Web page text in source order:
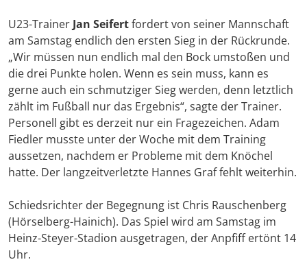
U23-Trainer Jan Seifertfordert von seiner Mannschaft
am Samstag endlich den ersten Sieg in der Rückrunde.
„Wir müssen nun endlich mal den Bock umstoßen und
die drei Punkte holen. Wenn es sein muss, kann es
gerne auch ein schmutziger Sieg werden, denn letztlich
zählt im Fußball nur das Ergebnis“, sagte der Trainer.
Personell gibt es derzeit nur ein Fragezeichen. Adam
Fiedler musste unter der Woche mit dem Training
aussetzen, nachdem er Probleme mit dem Knöchel
hatte. Der langzeitverletzte Hannes Graf fehlt weiterhin.
Schiedsrichter der Begegnung ist Chris Rauschenberg
(Hörselberg-Hainich). Das Spiel wird am Samstag im
Heinz-Steyer-Stadion ausgetragen, der Anpfiff ertönt 14
Uhr.